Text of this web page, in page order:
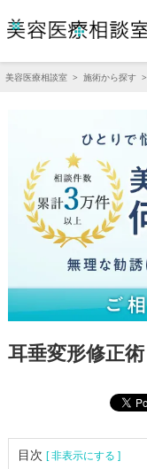
美容医療相談室 > 施術から探す >
耳垂変形修正術
目次[ 非表示にする ]